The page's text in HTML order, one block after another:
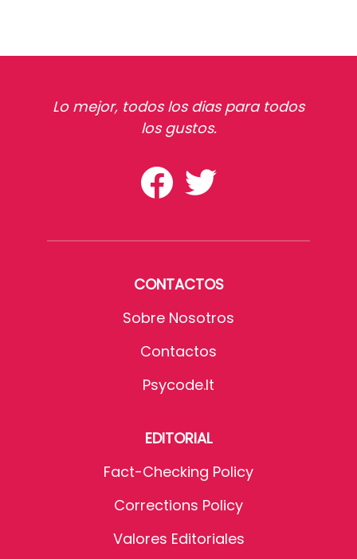
Lo mejor, todos los dias para todos
los gustos.
CONTACTOS
Sobre Nosotros
Contactos
Psycode.it
EDITORIAL
Fact-Checking Policy
Corrections Policy
Valores Editoriales